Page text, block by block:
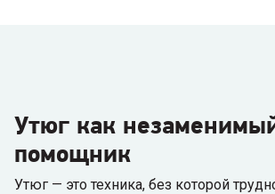
Утюг как
помощник
Утюг — это техника, без которой